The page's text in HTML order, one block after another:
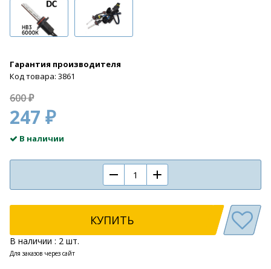
Гарантия производителя
Код товара: 3861
600 ₽
247 ₽
В наличии
КУПИТЬ
В наличии : 2 шт.
Для заказов через сайт